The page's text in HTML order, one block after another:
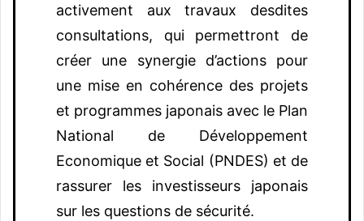
activement aux travaux desdites
consultations, qui permettront de
créer une synergie d’actions pour
une mise en cohérence des projets
et programmes japonais avec le Plan
National de Développement
Economique et Social (PNDES) et de
rassurer les investisseurs japonais
sur les questions de sécurité.